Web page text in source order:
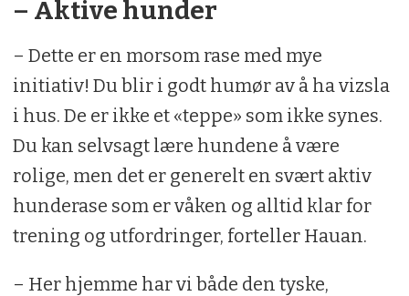
– Aktive hunder
– Dette er en morsom rase med mye
initiativ! Du blir i godt humør av å ha vizsla
i hus. De er ikke et «teppe» som ikke synes.
Du kan selvsagt lære hundene å være
rolige, men det er generelt en svært aktiv
hunderase som er våken og alltid klar for
trening og utfordringer, forteller Hauan.
– Her hjemme har vi både den tyske,